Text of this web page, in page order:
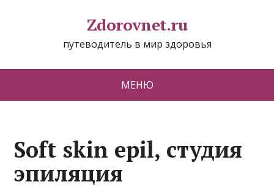
Zdorovnet.ru
путеводитель в мир здоровья
МЕНЮ
Soft skin epil, студия
эпиляция